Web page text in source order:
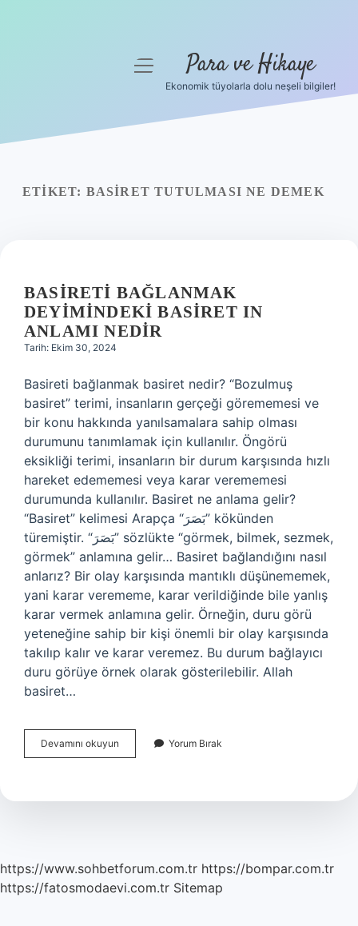
Yasal Uyarı
menüyü
Para ve Hikaye
Ekonomik tüyolarla dolu neşeli bilgiler!
ETIKET: BASIRET TUTULMASI NE DEMEK
BASIRETI BAĞLANMAK
DEYIMINDEKI BASIRET IN
ANLAMI NEDIR
Tarih: Ekim 30, 2024
Basireti bağlanmak basiret nedir? “Bozulmuş
basiret” terimi, insanların gerçeği görememesi ve
bir konu hakkında yanılsamalara sahip olması
durumunu tanımlamak için kullanılır. Öngörü
eksikliği terimi, insanların bir durum karşısında hızlı
hareket edememesi veya karar verememesi
durumunda kullanılır. Basiret ne anlama gelir?
“Basiret” kelimesi Arapça “بَصَرَ” kökünden
türemiştir. “بَصَرَ” sözlükte “görmek, bilmek, sezmek,
görmek” anlamına gelir… Basiret bağlandığını nasıl
anlarız? Bir olay karşısında mantıklı düşünememek,
yani karar verememe, karar verildiğinde bile yanlış
karar vermek anlamına gelir. Örneğin, duru görü
yeteneğine sahip bir kişi önemli bir olay karşısında
takılıp kalır ve karar veremez. Bu durum bağlayıcı
duru görüye örnek olarak gösterilebilir. Allah
basiret…
Devamını okuyun
Bağlanmak
In
Yorum Bırak
https://www.sohbetforum.com.tr https://bompar.com.tr
https://fatosmodaevi.com.tr Sitemap